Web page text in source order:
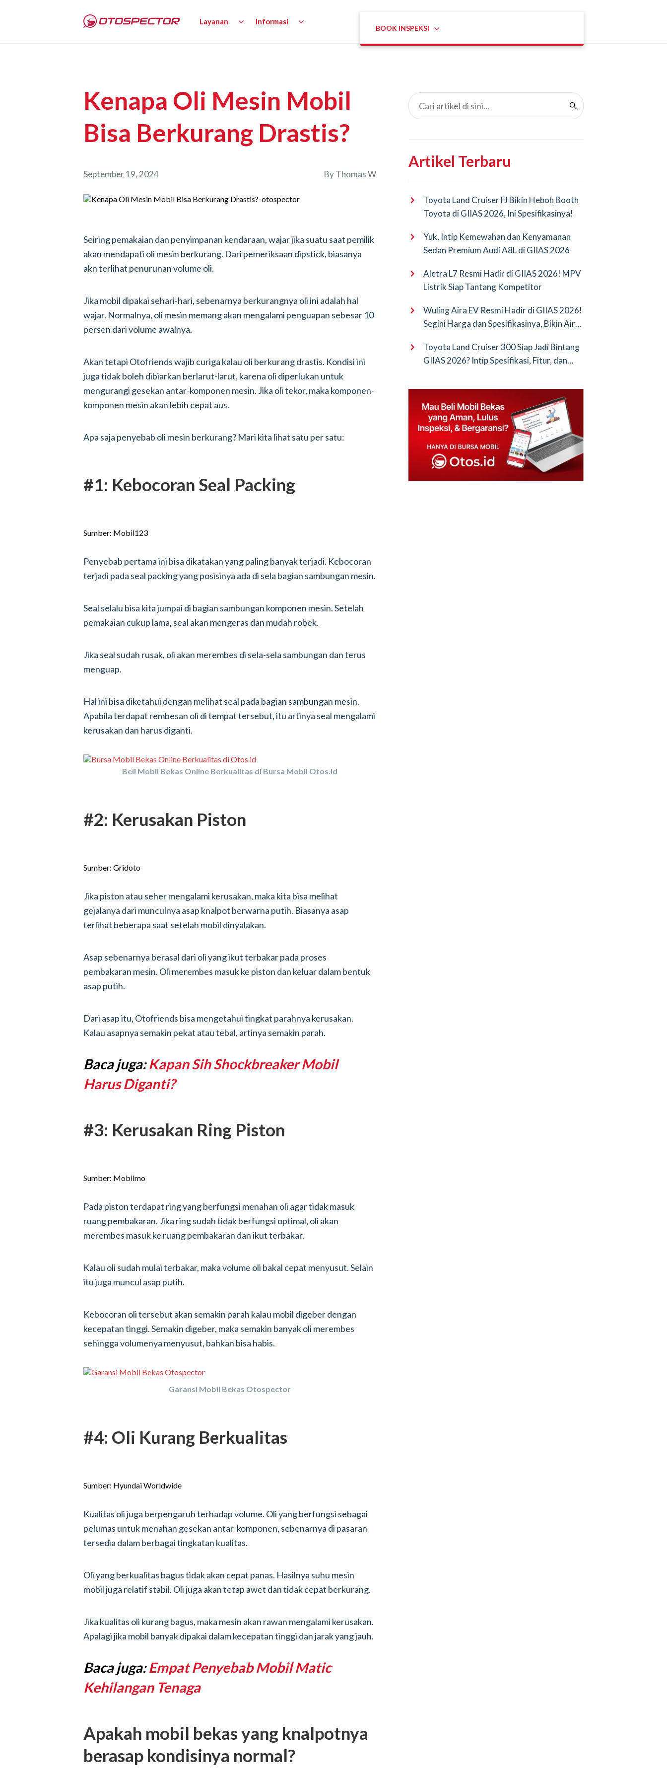
Layanan Informasi
Kenapa Oli Mesin Mobil
Bisa Berkurang Drastis?
September 19, 2024 ByThomas W
Seiring pemakaian dan penyimpanan kendaraan, wajar jika suatu saat pemilik
akan mendapati oli mesin berkurang. Dari pemeriksaan dipstick, biasanya
akn terlihat penurunan volume oli.
Jika mobil dipakai sehari-hari, sebenarnya berkurangnya oli ini adalah hal
wajar. Normalnya, oli mesin memang akan mengalami penguapan sebesar 10
persen dari volume awalnya.
Akan tetapi Otofriends wajib curiga kalau oli berkurang drastis. Kondisi ini
juga tidak boleh dibiarkan berlarut-larut, karena oli diperlukan untuk
mengurangi gesekan antar-komponen mesin. Jika oli tekor, maka komponen-
komponen mesin akan lebih cepat aus.
Apa saja penyebab oli mesin berkurang? Mari kita lihat satu per satu:
#1: Kebocoran Seal Packing
Sumber: Mobil123
Penyebab pertama ini bisa dikatakan yang paling banyak terjadi. Kebocoran
terjadi pada seal packing yang posisinya ada di sela bagian sambungan mesin.
Seal selalu bisa kita jumpai di bagian sambungan komponen mesin. Setelah
pemakaian cukup lama, seal akan mengeras dan mudah robek.
Jika seal sudah rusak, oli akan merembes di sela-sela sambungan dan terus
menguap.
Hal ini bisa diketahui dengan melihat seal pada bagian sambungan mesin.
Apabila terdapat rembesan oli di tempat tersebut, itu artinya seal mengalami
kerusakan dan harus diganti.
Beli Mobil Bekas Online Berkualitas di Bursa Mobil Otos.id
#2: Kerusakan Piston
Sumber: Gridoto
Jika piston atau seher mengalami kerusakan, maka kita bisa melihat
gejalanya dari munculnya asap knalpot berwarna putih. Biasanya asap
terlihat beberapa saat setelah mobil dinyalakan.
Asap sebenarnya berasal dari oli yang ikut terbakar pada proses
pembakaran mesin. Oli merembes masuk ke piston dan keluar dalam bentuk
asap putih.
Dari asap itu, Otofriends bisa mengetahui tingkat parahnya kerusakan.
Kalau asapnya semakin pekat atau tebal, artinya semakin parah.
Baca juga:Kapan Sih Shockbreaker Mobil
Harus Diganti?
#3: Kerusakan Ring Piston
Sumber: Mobilmo
Pada piston terdapat ring yang berfungsi menahan oli agar tidak masuk
ruang pembakaran. Jika ring sudah tidak berfungsi optimal, oli akan
merembes masuk ke ruang pembakaran dan ikut terbakar.
Kalau oli sudah mulai terbakar, maka volume oli bakal cepat menyusut. Selain
itu juga muncul asap putih.
Kebocoran oli tersebut akan semakin parah kalau mobil digeber dengan
kecepatan tinggi. Semakin digeber, maka semakin banyak oli merembes
sehingga volumenya menyusut, bahkan bisa habis.
Garansi Mobil Bekas Otospector
#4: Oli Kurang Berkualitas
Sumber: Hyundai Worldwide
Kualitas oli juga berpengaruh terhadap volume. Oli yang berfungsi sebagai
pelumas untuk menahan gesekan antar-komponen, sebenarnya di pasaran
tersedia dalam berbagai tingkatan kualitas.
Oli yang berkualitas bagus tidak akan cepat panas. Hasilnya suhu mesin
mobil juga relatif stabil. Oli juga akan tetap awet dan tidak cepat berkurang.
Jika kualitas oli kurang bagus, maka mesin akan rawan mengalami kerusakan.
Apalagi jika mobil banyak dipakai dalam kecepatan tinggi dan jarak yang jauh.
Baca juga:Empat Penyebab Mobil Matic
Kehilangan Tenaga
Apakah mobil bekas yang knalpotnya
berasap kondisinya normal?
Artikel Terbaru
Toyota Land Cruiser FJ Bikin Heboh Booth
Toyota di GIIAS 2026, Ini Spesifikasinya!
Yuk, Intip Kemewahan dan Kenyamanan
Sedan Premium Audi A8L di GIIAS 2026
Aletra L7 Resmi Hadir di GIIAS 2026! MPV
Listrik Siap Tantang Kompetitor
Wuling Aira EV Resmi Hadir di GIIAS 2026!
Segini Harga dan Spesifikasinya, Bikin Air
Toyota Land Cruiser 300 Siap Jadi Bintang
GIIAS 2026? Intip Spesifikasi, Fitur, dan
BOOK INSPEKSI